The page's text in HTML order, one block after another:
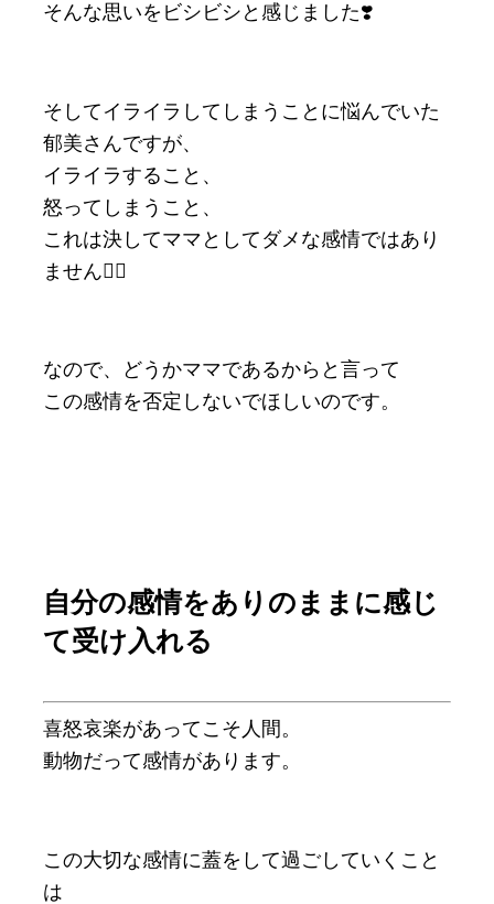
そんな思いをビシビシと感じました❣️
そしてイライラしてしまうことに悩んでいた
郁美さんですが、
イライラすること、
怒ってしまうこと、
これは決してママとしてダメな感情ではあり
ません🙆‍♀️
なので、どうかママであるからと言って
この感情を否定しないでほしいのです。
自分の感情をありのままに感じ
て受け入れる
喜怒哀楽があってこそ人間。
動物だって感情があります。
この大切な感情に蓋をして過ごしていくこと
は